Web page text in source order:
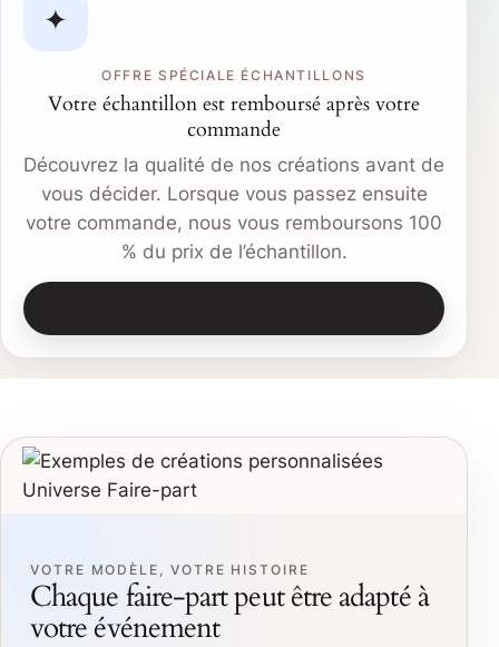
✦
OFFRE SPÉCIALE ÉCHANTILLONS
Votre échantillon est remboursé après votre
commande
Découvrez la qualité de nos créations avant de
vous décider. Lorsque vous passez ensuite
votre commande, nous vous remboursons 100
% du prix de l’échantillon.
VOTRE MODÈLE, VOTRE HISTOIRE
Chaque faire-part peut être adapté à
votre événement